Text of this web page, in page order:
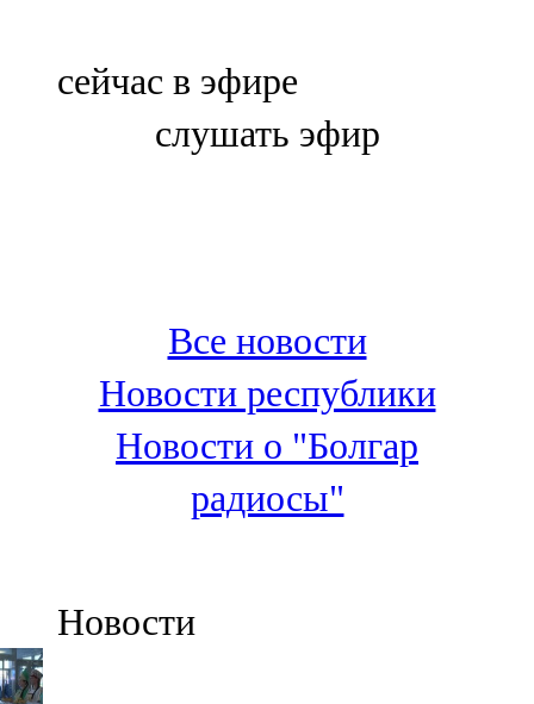
Болгар
100,3 FM
Зәй
106,6 FM
Кадыбаш
105,2 FM
91,5 FM
сейчас в эфире
слушать эфир
Все новости
Новости республики
Новости о "Болгар
радиосы"
Новости